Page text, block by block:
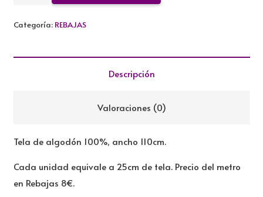
ALGODON
Categoría: REBAJAS
Descripción
Valoraciones (0)
Tela de algodón 100%, ancho 110cm.
Cada unidad equivale a 25cm de tela. Precio del metro
en Rebajas 8€.